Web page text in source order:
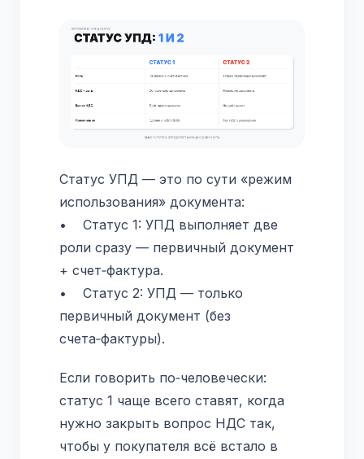
Статус УПД — это по сути «режим
использования» документа:
• Статус 1: УПД выполняет две
роли сразу — первичный документ
+ счет‑фактура.
• Статус 2: УПД — только
первичный документ (без
счета‑фактуры).
Если говорить по‑человечески:
статус 1 чаще всего ставят, когда
нужно закрыть вопрос НДС так,
чтобы у покупателя всё встало в